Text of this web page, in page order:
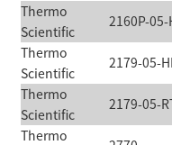
Thermo
Scientific
2160P-05-
Thermo
Scientific
2179-05-
Thermo
Scientific
2179-05-
Thermo